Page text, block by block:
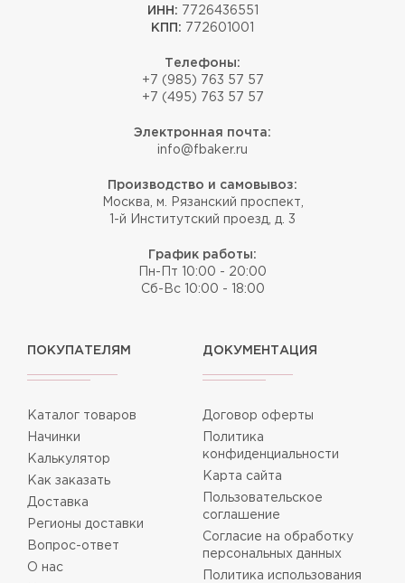
Отправить
ИНН: 7726436551
КПП: 772601001
Телефоны:
+7 (985) 763 57 57
+7 (495) 763 57 57
Электронная почта:
info@fbaker.ru
Производство и самовывоз:
Москва, м. Рязанский проспект,
1-й Институтский проезд, д. 3
График работы:
Пн-Пт 10:00 - 20:00
Сб-Вс 10:00 - 18:00
ПОКУПАТЕЛЯМ
Каталог товаров
Начинки
Калькулятор
Как заказать
Доставка
Регионы доставки
Вопрос-ответ
О нас
ДОКУМЕНТАЦИЯ
Договор оферты
Политика
конфиденциальности
Карта сайта
Пользовательское
соглашение
Согласие на обработку
персональных данных
Политика использования